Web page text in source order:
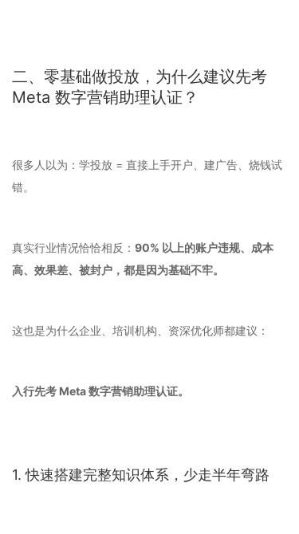
二、零基础做投放，为什么建议先考
Meta 数字营销助理认证？
很多人以为：学投放 = 直接上手开户、建广告、烧钱试
错。
真实行业情况恰恰相反： 90% 以上的账户违规、成本
高、效果差、被封户，都是因为基础不牢。
这也是为什么企业、培训机构、资深优化师都建议：
入行先考 Meta 数字营销助理认证。
1. 快速搭建完整知识体系，少走半年弯路